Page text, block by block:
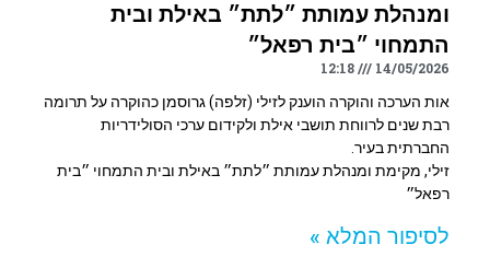
ומנהלת עמותת ״לתת״ באילת ובית
התמחוי ״בית רפאל״
14/05/2026
12:18
אות הערכה והוקרה הוענק לזילי (זלפה) גרוסמן כהוקרה על תרומה
רבת שנים לרווחת תושבי אילת ולקידום ערכי הסולידריות
החברתית בעיר.
זילי, מקימת ומנהלת עמותת ״לתת״ באילת ובית התמחוי ״בית
רפאל״
לסיפור המלא »